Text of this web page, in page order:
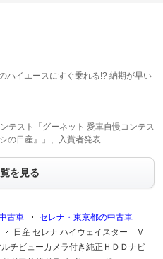
ハイエースにすぐ乗れる!? 納期が早い
テスト「グーネット 愛車自慢コンテス
の日産』」、入賞者発表…
を見る
古車
セレナ・東京都の中古車
日産 セレナ ハイウェイスター Ｖ
チビューカメラ付き純正ＨＤＤナビ